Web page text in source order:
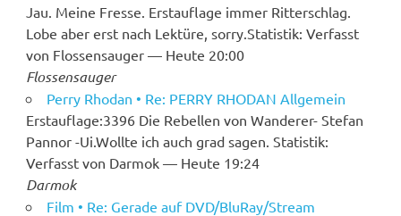
Jau. Meine Fresse. Erstauflage immer Ritterschlag.
Lobe aber erst nach Lektüre, sorry.Statistik: Verfasst
von Flossensauger — Heute 20:00
Flossensauger
Perry Rhodan • Re: PERRY RHODAN Allgemein
Erstauflage:3396 Die Rebellen von Wanderer- Stefan
Pannor -Ui.Wollte ich auch grad sagen. Statistik:
Verfasst von Darmok — Heute 19:24
Darmok
Film • Re: Gerade auf DVD/BluRay/Stream